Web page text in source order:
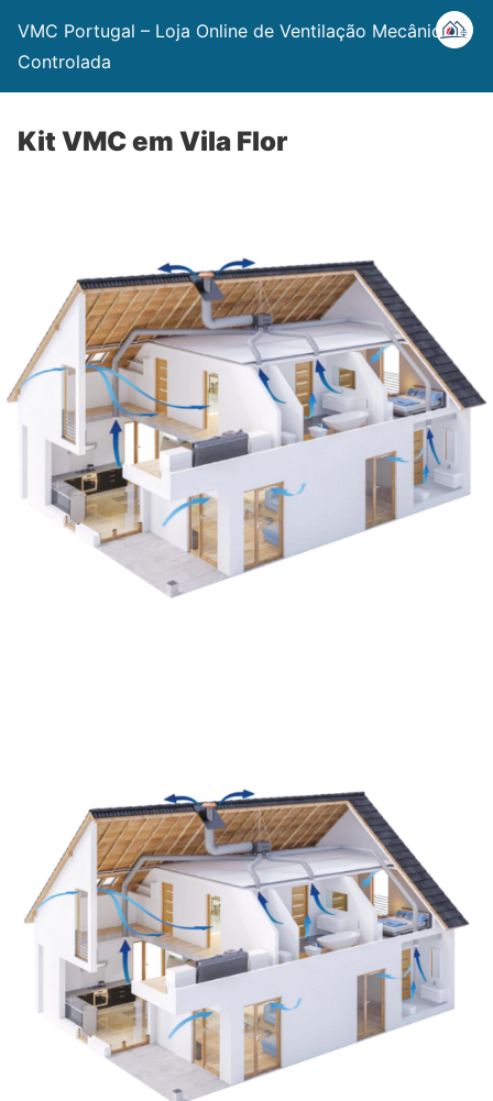
VMC Portugal – Loja Online de Ventilação Mecânica
Controlada
Kit VMC em Vila Flor